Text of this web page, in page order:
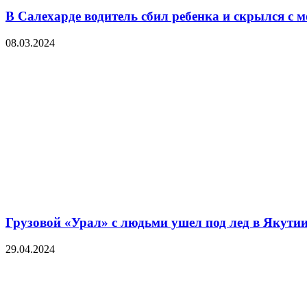
В Салехарде водитель сбил ребенка и скрылся с
08.03.2024
Грузовой «Урал» с людьми ушел под лед в
29.04.2024